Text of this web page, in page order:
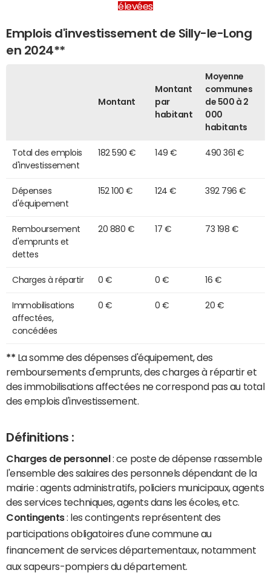
élevées
Emplois d'investissement de Silly-le-Long
en 2024**
Montant
Montant
par
habitant
Moyenne
communes
de 500 à 2
000
habitants
Total des emplois
d'investissement
182 590 € 149 € 490 361 €
Dépenses
d'équipement
152 100 € 124 € 392 796 €
Remboursement
d'emprunts et
dettes
20 880 € 17 € 73 198 €
Charges à répartir 0 € 0 € 16 €
Immobilisations
affectées,
concédées
0 € 0 € 20 €
** La somme des dépenses d'équipement, des
remboursements d'emprunts, des charges à répartir et
des immobilisations affectées ne correspond pas au total
des emplois d'investissement.
Définitions :
Charges de personnel : ce poste de dépense rassemble
l'ensemble des salaires des personnels dépendant de la
mairie : agents administratifs, policiers municipaux, agents
des services techniques, agents dans les écoles, etc.
Contingents: les contingents représentent des
participations obligatoires d'une commune au
financement de services départementaux, notamment
aux sapeurs-pompiers du département.